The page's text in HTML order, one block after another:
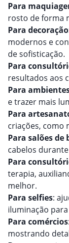
Para
rosto de forma
Para decoração
modernos e
de sofisticação.
Para
resultados aos
Para
e trazer mais
Para
criações, como
Para salões de
cabelos
Para
terapia,
melhor.
Para selfies:
iluminação
Para comércios
mostrando